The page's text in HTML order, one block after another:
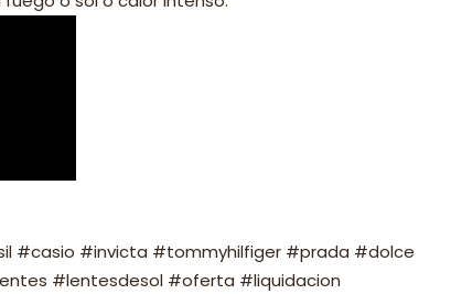
#casio #invicta #tommyhilfiger #prada #dolce
#lentesdesol #oferta #liquidacion